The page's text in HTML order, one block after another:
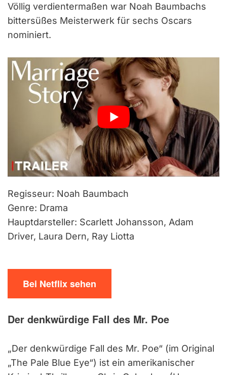
Völlig verdientermaßen war Noah Baumbachs
bittersüßes Meisterwerk für sechs Oscars
nominiert.
Regisseur: Noah Baumbach
Genre: Drama
Hauptdarsteller: Scarlett Johansson, Adam
Driver, Laura Dern, Ray Liotta
Bei Netflix sehen
Der denkwürdige Fall des Mr. Poe
„Der denkwürdige Fall des Mr. Poe“ (im Original
„The Pale Blue Eye“) ist ein amerikanischer